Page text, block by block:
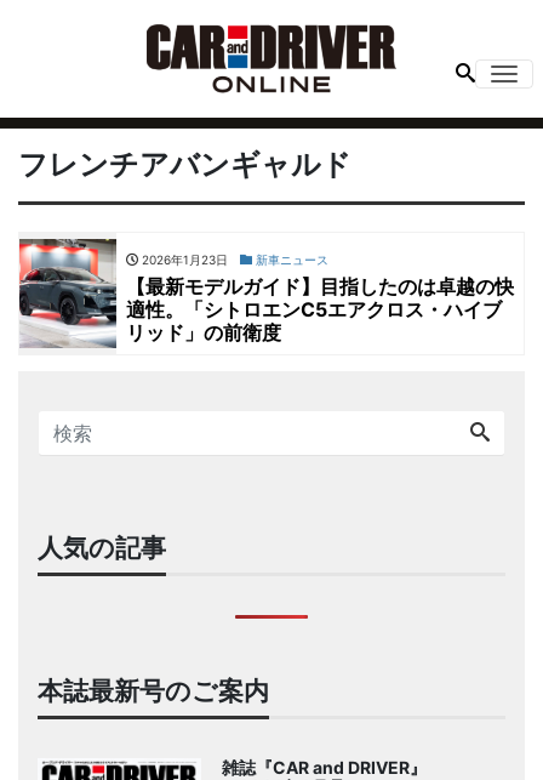
フレンチアバンギャルド
2026年1月23日 新車ニュース
【最新モデルガイド】目指したのは卓越の快
適性。「シトロエンC5エアクロス・ハイブ
リッド」の前衛度
人気の記事
本誌最新号のご案内
雑誌『CAR and DRIVER』